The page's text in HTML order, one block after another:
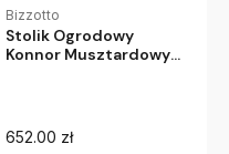
Bizzotto
Stolik Ogrodowy
Konnor Musztardowy
652.00 zł